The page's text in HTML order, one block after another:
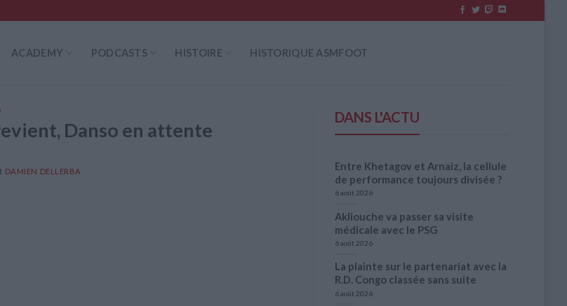
ACADEMY PODCASTS HISTOIRE HISTORIQUE ASMFOOT
Danso en attente
DAMIEN DELLERBA
DANS L'ACTU
Entre Khetagov et Arnaiz, la cellule
de performance toujours divisée ?
6 août 2026
Akliouche va passer sa visite
médicale avec le PSG
6 août 2026
La plainte sur le partenariat avec la
R.D. Congo classée sans suite
6 août 2026